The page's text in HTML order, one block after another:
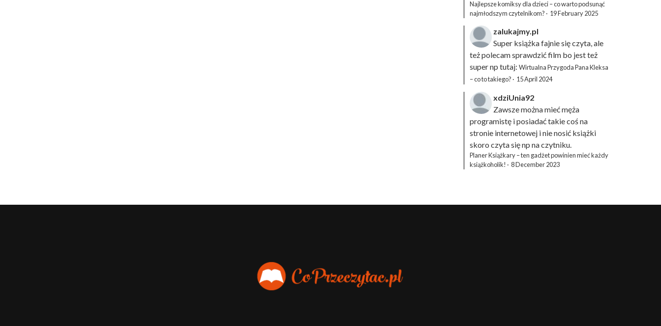
Najlepsze komiksy dla dzieci – co warto podsunąć
najmłodszym czytelnikom? · 19 February 2025
zalukajmy.pl
Super książka fajnie się czyta, ale
też polecam sprawdzić film bo jest też
super np tutaj: Wirtualna Przygoda Pana Kleksa
– co to takiego? · 15 April 2024
xdziUnia92
Zawsze można mieć męża
programistę i posiadać takie coś na
stronie internetowej i nie nosić książki
skoro czyta się np na czytniku.
Planer Książkary – ten gadżet powinien mieć każdy
książkoholik! · 8 December 2023